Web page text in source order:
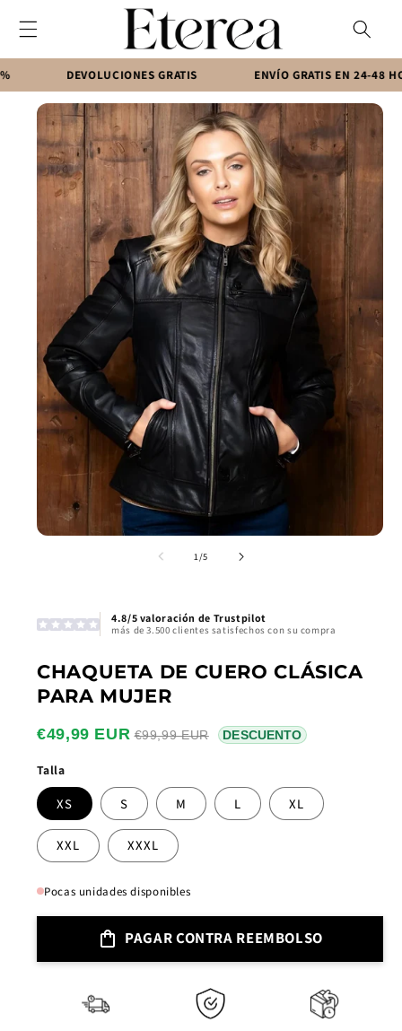
directamente
al contenido
DEVOLUCIONES GRATIS ENVÍO GRATIS EN 24-48 HORAS
Ir
directamente
información
del producto
1/de
5
4.8/5 valoración de Trustpilot
más de 3.500 clientes satisfechos con su compra
CHAQUETA DE CUERO CLÁSICA
PARA MUJER
€49,99 EUR €99,99 EUR DESCUENTO
Talla
XS S M L XL
XXL XXXL
Pocas unidades disponibles
PAGAR CONTRA REEMBOLSO